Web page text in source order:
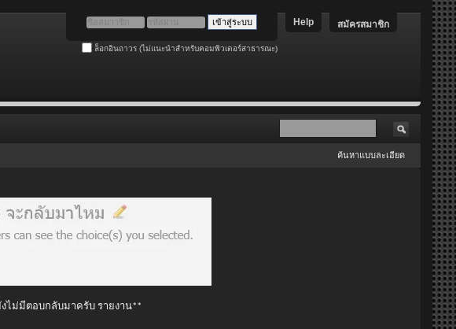
สมัครสมาชิก
Help
ล็อกอินถาวร (ไม่แนะนำสำหรับคอมพิวเตอร์สาธารณะ)
ค้นหาแบบละเอียด
งไม่มีตอบกลับมาครับ รายงาน**